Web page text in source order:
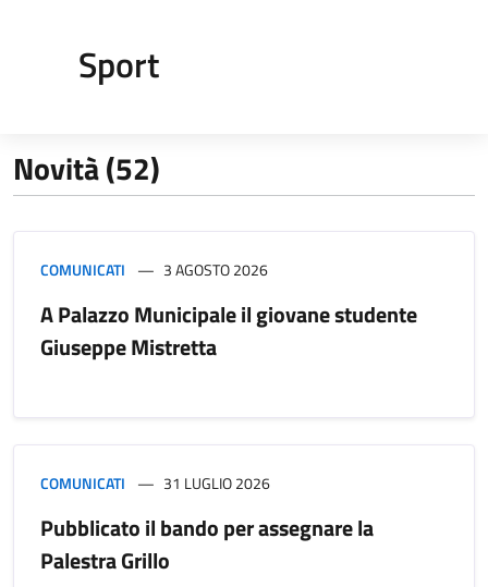
Sport
Novità (52)
COMUNICATI 3 AGOSTO 2026
A Palazzo Municipale il giovane studente
Giuseppe Mistretta
COMUNICATI 31 LUGLIO 2026
Pubblicato il bando per assegnare la
Palestra Grillo